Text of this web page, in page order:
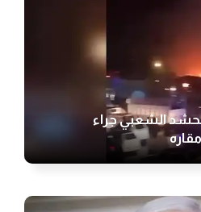
من الحشد الشعبي جراء